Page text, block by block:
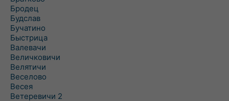
Бродец
Будслав
Бучатино
Быстрица
Валевачи
Величковичи
Велятичи
Веселово
Весея
Ветеревичи 2